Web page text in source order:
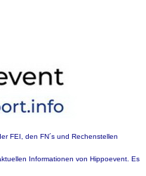
FEI, den FN´s und Rechenstellen
Informationen von Hippoevent. Es